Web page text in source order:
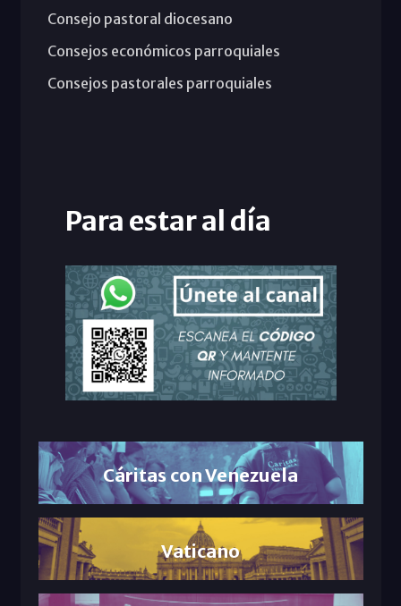
Consejo pastoral diocesano
Consejos económicos parroquiales
Consejos pastorales parroquiales
Para estar al día
Cáritas con Venezuela
Vaticano